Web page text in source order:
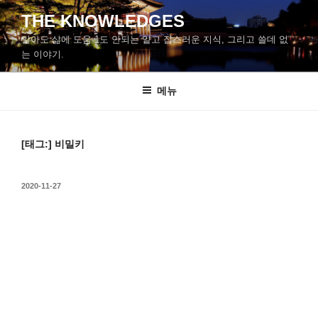
콘
텐
츠
바
THE KNOWLEDGES
알아도 삶에 도움 1도 안되는 얕고 잡스러운 지식, 그리고 쓸데 없
는 이야기.
메뉴
[태그:] 비밀키
작
2020-11-27